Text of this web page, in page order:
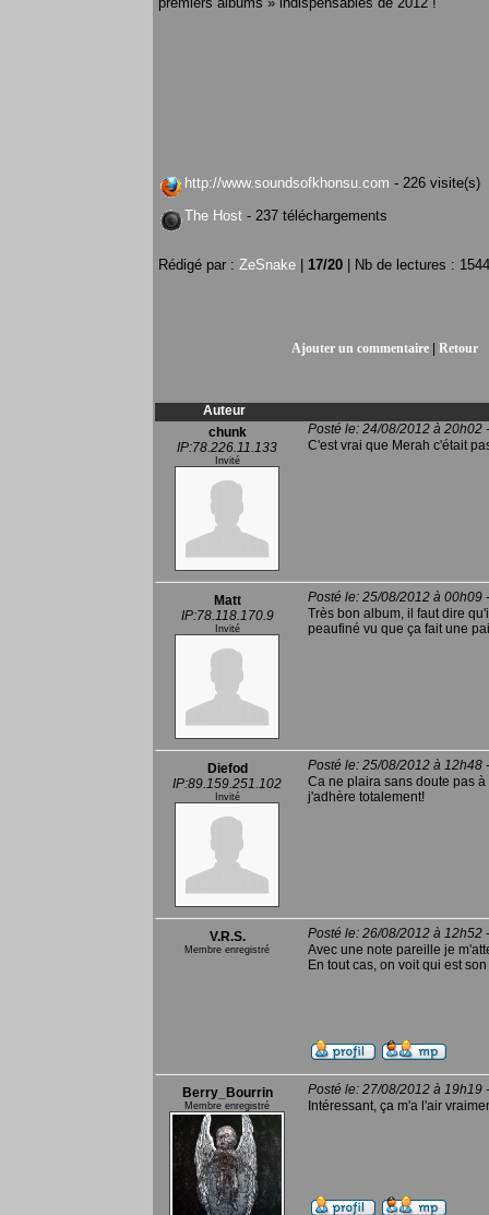
http://www.soundsofkhonsu.com - 226 visite(s)
The Host - 237 téléchargements
Rédigé par : ZeSnake 17/20 | Nb de lectures :
Ajouter un commentaire| Retour
Auteur
chunk
IP:78.226.11.133
Invité
Posté le: 24/08/2012 à 20h02
C'est vrai que Merah c'était
Matt
IP:78.118.170.9
Invité
Posté le: 25/08/2012 à 00h09
Très bon album, il faut dire
peaufiné vu que ça fait une
Diefod
IP:89.159.251.102
Invité
Posté le: 25/08/2012 à 12h48
Ca ne plaira sans doute pas
j'adhère totalement!
V.R.S.
Membre enregistré
Posté le: 26/08/2012 à 12h52
Avec une note pareille je
En tout cas, on voit qui est
Berry_Bourrin
Membre enregistré
Posté le: 27/08/2012 à 19h19
Intéressant, ça m'a l'air